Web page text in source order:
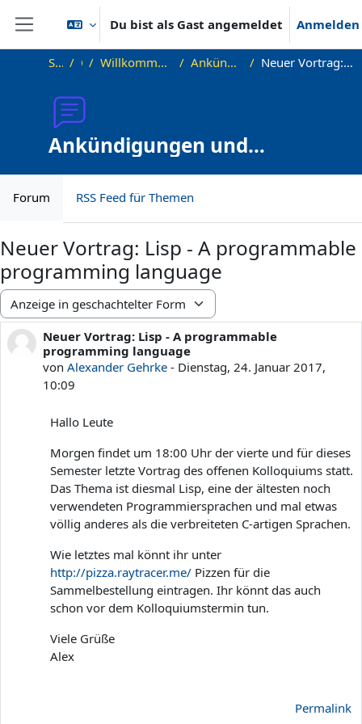
Website-Übersicht
Du bist als Gast angemeldet Anmelden
Startseite OKInf Willkommen beim Offenen Informatikkolloquium! Ankündigungen und Vortragstermine Neuer Vortrag: Lisp - A programmable programming language
Ankündigungen und
Vortragstermine
Forum RSS Feed für Themen
Neuer Vortrag: Lisp - A programmable
programming language
Anzeigemodus
Neuer Vortrag: Lisp - A programmable
programming language
vonAlexander Gehrke - Dienstag, 24. Januar 2017,
10:09
Anzahl Antworten: 0
Hallo Leute
Morgen findet um 18:00 Uhr der vierte und für dieses
Semester letzte Vortrag des offenen Kolloquiums statt.
Das Thema ist diesmal Lisp, eine der ältesten noch
verwendeten Programmiersprachen und mal etwas
völlig anderes als die verbreiteten C-artigen Sprachen.
Wie letztes mal könnt ihr unter
http://pizza.raytracer.me/ Pizzen für die
Sammelbestellung eintragen. Ihr könnt das auch
schon vor dem Kolloquiumstermin tun.
Viele Grüße
Alex
Permalink